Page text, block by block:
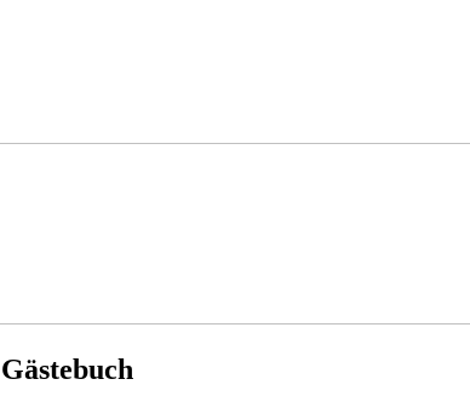
Gästebuch